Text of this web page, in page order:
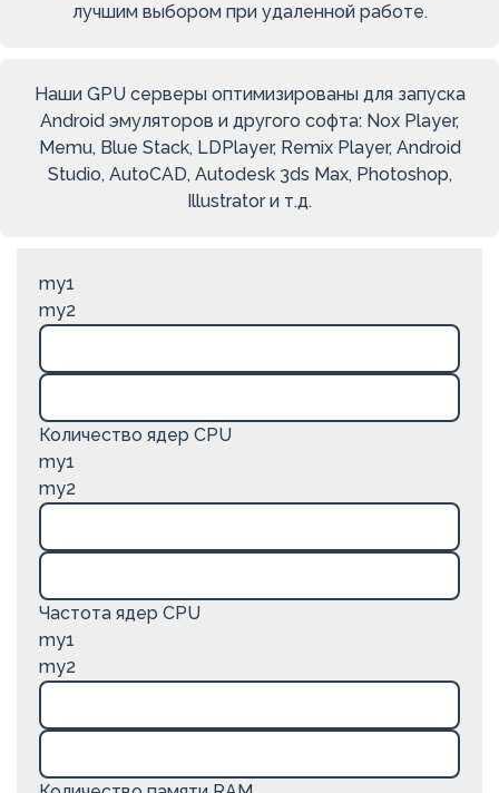
лучшим выбором при удаленной работе.
Наши GPU серверы оптимизированы для запуска
Android эмуляторов и другого софта: Nox Player,
Memu, Blue Stack, LDPlayer, Remix Player, Android
Studio, AutoCAD, Autodesk 3ds Max, Photoshop,
Illustrator и т.д.
my1
my2
Количество ядер CPU
my1
my2
Частота ядер CPU
my1
my2